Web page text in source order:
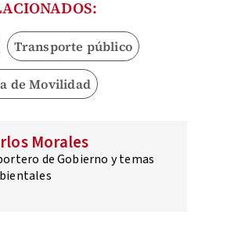
Transporte público
de Movilidad
Morales
de Gobierno y temas